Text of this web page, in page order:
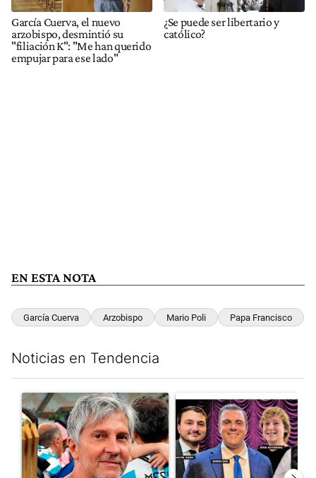
García Cuerva, el nuevo
arzobispo, desmintió su
"filiación K": "Me han querido
empujar para ese lado"
¿Se puede ser libertario y
católico?
EN ESTA NOTA
García Cuerva Arzobispo Mario Poli Papa Francisco
Noticias en Tendencia
Un artículo de tendencia con el título "Murió Jorge Messi, el
Un artículo de tendencia con